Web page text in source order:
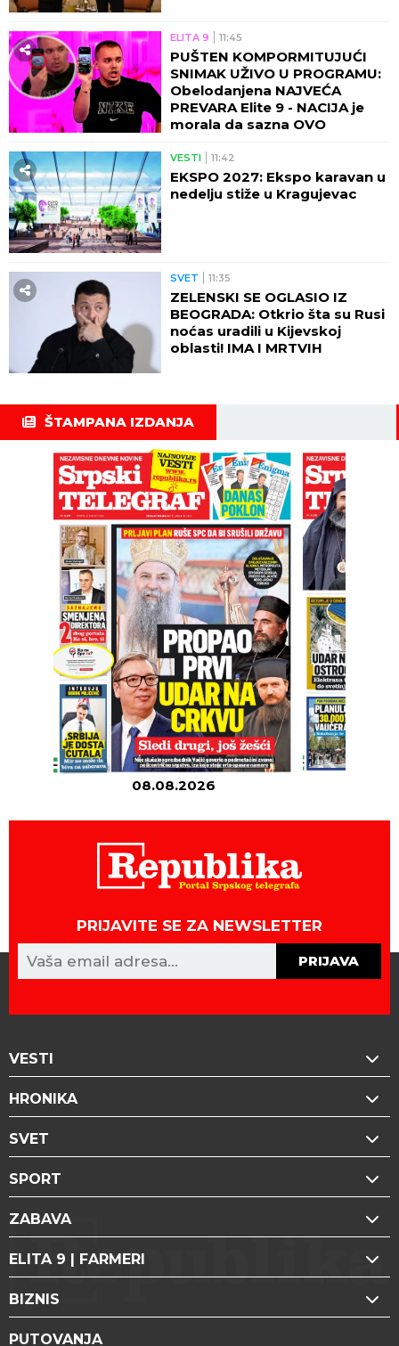
ELITA 9 11:45
PUŠTEN KOMPORMITUJUĆI
SNIMAK UŽIVO U PROGRAMU:
Obelodanjena NAJVEĆA
PREVARA Elite 9 - NACIJA je
morala da sazna OVO
VESTI 11:42
EKSPO 2027: Ekspo karavan u
nedelju stiže u Kragujevac
SVET 11:35
ZELENSKI SE OGLASIO IZ
BEOGRADA: Otkrio šta su Rusi
noćas uradili u Kijevskoj
oblasti! IMA I MRTVIH
ŠTAMPANA IZDANJA
08.08.2026
PRIJAVITE SE ZA NEWSLETTER
PRIJAVA
VESTI
HRONIKA
SVET
SPORT
ZABAVA
ELITA 9 | FARMERI
BIZNIS
PUTOVANJA